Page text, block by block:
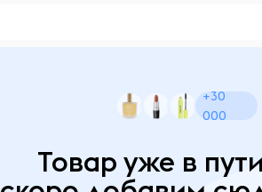
+30
000
Товар уже в пути